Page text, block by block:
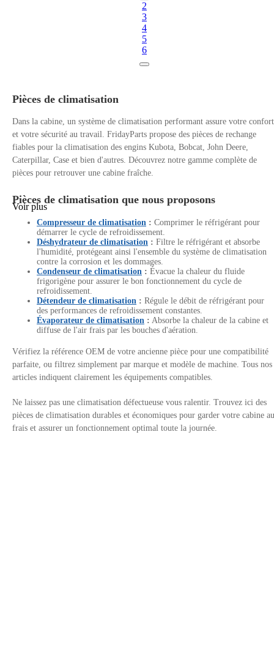
2
3
4
5
6
Pièces de climatisation
Dans la cabine, un système de climatisation performant assure votre confort
et votre sécurité au travail. FridayParts propose des pièces de rechange
fiables pour la climatisation des engins Kubota, Bobcat, John Deere,
Caterpillar, Case et bien d'autres. Découvrez notre gamme complète de
pièces pour retrouver une cabine fraîche.
Pièces de climatisation que nous proposons
Compresseur de climatisation : Comprimer le réfrigérant pour
démarrer le cycle de refroidissement.
Déshydrateur de climatisation : Filtre le réfrigérant et absorbe
l'humidité, protégeant ainsi l'ensemble du système de climatisation
contre la corrosion et les dommages.
Condenseur de climatisation : Évacue la chaleur du fluide
frigorigène pour assurer le bon fonctionnement du cycle de
refroidissement.
Détendeur de climatisation : Régule le débit de réfrigérant pour
des performances de refroidissement constantes.
Évaporateur de climatisation : Absorbe la chaleur de la cabine et
diffuse de l'air frais par les bouches d'aération.
Vérifiez la référence OEM de votre ancienne pièce pour une compatibilité
parfaite, ou filtrez simplement par marque et modèle de machine. Tous nos
articles indiquent clairement les équipements compatibles.
Ne laissez pas une climatisation défectueuse vous ralentir. Trouvez ici des
pièces de climatisation durables et économiques pour garder votre cabine au
frais et assurer un fonctionnement optimal toute la journée.
Voir plus